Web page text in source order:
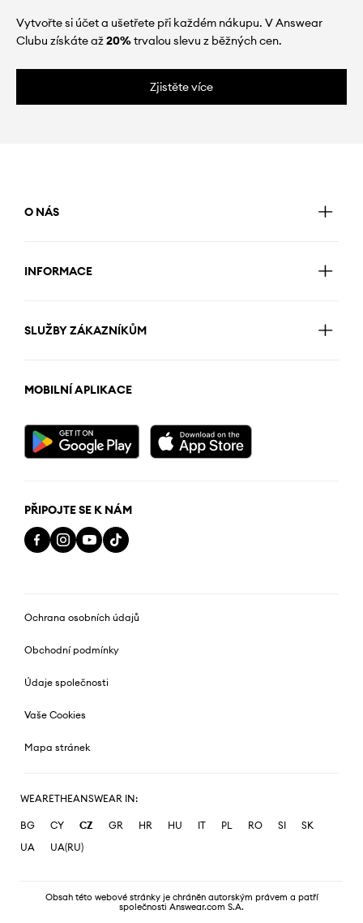
Vytvořte si účet a ušetřete při každém nákupu. V Answear
Clubu získáte až20%trvalou slevu z běžných cen.
Zjistěte více
O NÁS
INFORMACE
SLUŽBY ZÁKAZNÍKŮM
MOBILNÍ APLIKACE
PŘIPOJTE SE K NÁM
Ochrana osobních údajů
Obchodní podmínky
Údaje společnosti
Vaše Cookies
Mapa stránek
WEARETHEANSWEAR IN:
BG CY CZ GR HR HU IT PL RO SI
SK
UA
UA(RU)
Obsah této webové stránky je chráněn autorským právem a patří
společnosti Answear.com S.A.